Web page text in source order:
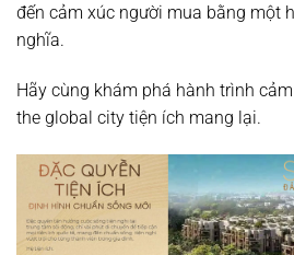
đến cảm xúc người mua bằng một
nghĩa.
Hãy cùng khám phá hành trình
the global city tiện ích mang lại.